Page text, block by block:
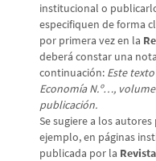
institucional o
especifiquen de forma
por primera vez en la
deberá constar una
continuación: Este
Economía N.º…,
publicación.
Se sugiere a los
ejemplo, en páginas
publicada por la